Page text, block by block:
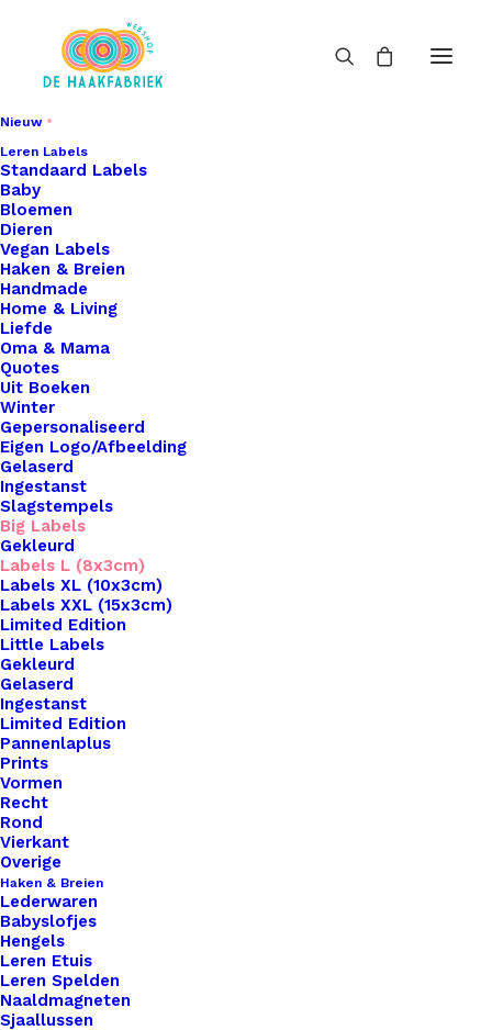
Nieuw
Leren Labels
Standaard Labels
Baby
Bloemen
Dieren
Vegan Labels
Haken & Breien
Handmade
Home & Living
Liefde
Oma & Mama
Quotes
Uit Boeken
Winter
Gepersonaliseerd
Eigen Logo/Afbeelding
Gelaserd
Ingestanst
Slagstempels
Big Labels
Gekleurd
Labels L (8x3cm)
Labels XL (10x3cm)
Labels XXL (15x3cm)
Limited Edition
Little Labels
Gekleurd
Gelaserd
Ingestanst
Limited Edition
Pannenlaplus
Prints
Vormen
Recht
Rond
Vierkant
Overige
Haken & Breien
Lederwaren
Babyslofjes
Hengels
Leren Etuis
Leren Spelden
Naaldmagneten
Sjaallussen
Home Leren Labels
Big Labels 8x3cm
Schaapje
€
Wil je je handgemaakte haak- en breiwerken naar
een hoger niveau tillen? Overweeg dan onze
prachtige leren labels, de perfecte finishing touch
voor al je creaties. Met onze labels voeg je niet
alleen een professionele uitstraling toe aan je
werk, maar ook een persoonlijk tintje dat jouw
ambachtelijke meesterwerken onderscheidt van